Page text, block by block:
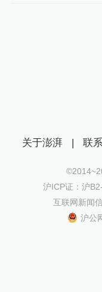
关于澎湃 | 联
©2014~
沪ICP证：沪
互联网新闻
沪公